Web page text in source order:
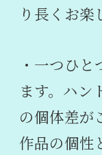
り長くお楽
・一つひ
ます。ハン
の個体差が
作品の個性